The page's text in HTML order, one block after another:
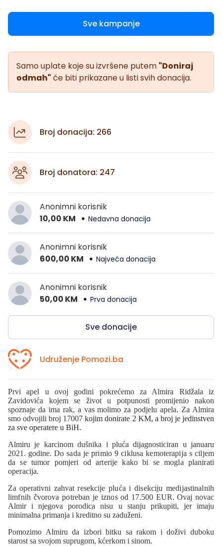
Sve kampanje
Samo uplate koje su izvršene putem "Doniraj
odmah" će biti prikazane u listi svih donacija.
Broj donacija: 266
Broj donatora: 247
Anonimni korisnik
10,00 KM
Nedavna donacija
Anonimni korisnik
600,00 KM
Najveća donacija
Anonimni korisnik
50,00 KM
Prva donacija
Sve donacije
Udruženje Pomozi.ba
Prvi apel u ovoj godini pokrećemo za Almira Ridžala iz
Zavidovića kojem se život u potpunosti promijenio nakon
spoznaje da ima rak, a vas molimo za podjelu apela. Za Almira
smo odvojili broj 17007kojim donirate 2 KM, a broj je jedinstven
za sve operatere u BiH.
Almiru je karcinom dušnika i pluća dijagnosticiran u januaru
2021. godine. Do sada je primio 9 ciklusa kemoterapija s ciljem
da se tumor pomjeri od arterije kako bi se mogla planirati
operacija.
Za operativni zahvatresekcije pluća i disekciju medijastinalnih
limfnih čvorova potreban je iznos od 17.500 EUR. Ovaj novac
Almir i njegova porodica nisu u stanju prikupiti, jer imaju
minimalna primanja i kreditno su zaduženi.
Pomozimo Almiru da izbori bitku sa rakom i doživi duboku
starost sa svojom suprugom, kćerkom i sinom.